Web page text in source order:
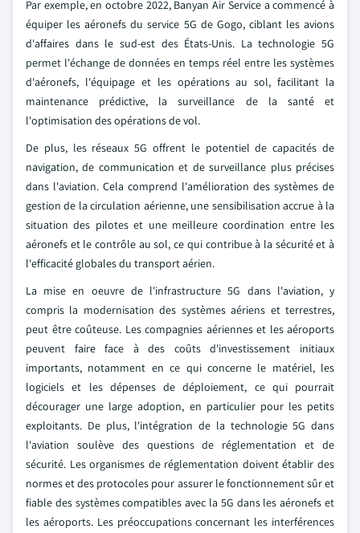
Par exemple, en octobre 2022, Banyan Air Service a commencé à
équiper les aéronefs du service 5G de Gogo, ciblant les avions
d'affaires dans le sud-est des États-Unis. La technologie 5G
permet l'échange de données en temps réel entre les systèmes
d'aéronefs, l'équipage et les opérations au sol, facilitant la
maintenance prédictive, la surveillance de la santé et
l'optimisation des opérations de vol.
De plus, les réseaux 5G offrent le potentiel de capacités de
navigation, de communication et de surveillance plus précises
dans l'aviation. Cela comprend l'amélioration des systèmes de
gestion de la circulation aérienne, une sensibilisation accrue à la
situation des pilotes et une meilleure coordination entre les
aéronefs et le contrôle au sol, ce qui contribue à la sécurité et à
l'efficacité globales du transport aérien.
La mise en oeuvre de l'infrastructure 5G dans l'aviation, y
compris la modernisation des systèmes aériens et terrestres,
peut être coûteuse. Les compagnies aériennes et les aéroports
peuvent faire face à des coûts d'investissement initiaux
importants, notamment en ce qui concerne le matériel, les
logiciels et les dépenses de déploiement, ce qui pourrait
décourager une large adoption, en particulier pour les petits
exploitants. De plus, l'intégration de la technologie 5G dans
l'aviation soulève des questions de réglementation et de
sécurité. Les organismes de réglementation doivent établir des
normes et des protocoles pour assurer le fonctionnement sûr et
fiable des systèmes compatibles avec la 5G dans les aéronefs et
les aéroports. Les préoccupations concernant les interférences